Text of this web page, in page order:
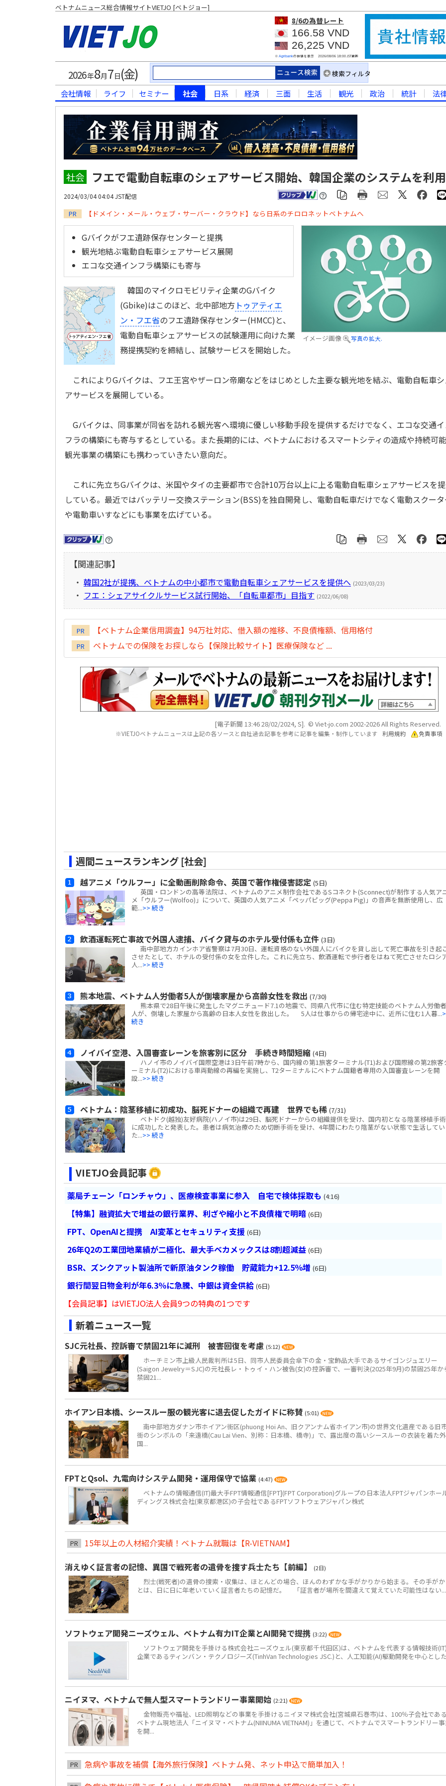
ベトナムニュース総合情報サイトVIETJO [ベトジョー]
8/6の為替レート
166.58 VND
26,225 VND
※ Agribankの仲値を表示 2026/08/06 18:00JST更新
2026年8月7 日(金) 検索フィルタ
会社情報 ライフ セミナー 社会 日系 経済 三面 生活 観光 政治 統計 法
社会 フエで電動自転車のシェアサービス開始、韓国企業のシステムを利用
2024/03/04 04:04 JST配信
PR 【ドメイン・メール・ウェブ・サーバー・クラウド】なら日系のチロロネットベトナムへ
イメージ画像 写真の拡大.
Gバイクがフエ遺跡保存センターと提携
観光地結ぶ電動自転車シェアサービス展開
エコな交通インフラ構築にも寄与
韓国のマイクロモビリティ企業のGバイク
(Gbike)はこのほど、北中部地方 トゥアティエ
ン・フエ省のフエ遺跡保存センター(HMCC)と、
電動自転車シェアサービスの試験運用に向けた業
務提携契約を締結し、試験サービスを開始した。
これによりGバイクは、フエ王宮やザーロン帝廟などをはじめとした主要な観光地を結ぶ、電動自転車
アサービスを展開している。
Gバイクは、同事業が同省を訪れる観光客へ環境に優しい移動手段を提供するだけでなく、エコな交通
フラの構築にも寄与するとしている。また長期的には、ベトナムにおけるスマートシティの造成や持続可
観光事業の構築にも携わっていきたい意向だ。
これに先立ちGバイクは、米国やタイの主要都市で合計10万台以上に上る電動自転車シェアサービスを
している。最近ではバッテリー交換ステーション(BSS)を独自開発し、電動自転車だけでなく電動スクー
や電動車いすなどにも事業を広げている。
【関連記事】
・ 韓国2社が提携、ベトナムの中小都市で電動自転車シェアサービスを提供へ (2023/03/23)
・ フエ：シェアサイクルサービス試行開始、「自転車都市」目指す (2022/06/08)
PR 【ベトナム企業信用調査】94万社対応、借入額の推移、不良債権額、信用格付
PR ベトナムでの保険をお探しなら【保険比較サイト】医療保険など ...
[電子新聞 13:46 28/02/2024, S]. © Viet-jo.com 2002-2026 All Rights Reserved.
※VIETJOベトナムニュースは上記の各ソースと自社過去記事を参考に記事を編集・制作しています 利用規約 免責事項
週間ニュースランキング [社会]
越アニメ「ウルフー」に全動画削除命令、英国で著作権侵害認定 (5日)
英国・ロンドンの高等法院は、ベトナムのアニメ制作会社であるSコネクト(Sconnect)が制作する人気ア
メ「ウルフー(Wolfoo)」について、英国の人気アニメ「ペッパピッグ(Peppa Pig)」の音声を無断使用し、広
範...>> 続き
飲酒運転死亡事故で外国人逮捕、バイク貸与のホテル受付係も立件 (3日)
南中部地方カインホア省警察は7月30日、運転資格のない外国人にバイクを貸し出して死亡事故を引き起
させたとして、ホテルの受付係の女を立件した。これに先立ち、飲酒運転で歩行者をはねて死亡させたロシ
人...>> 続き
熊本地震、ベトナム人労働者5人が倒壊家屋から高齢女性を救出 (7/30)
熊本県で28日午後に発生したマグニチュード7.1の地震で、同県八代市に住む特定技能のベトナム人労働
人が、倒壊した家屋から高齢の日本人女性を救出した。 5人は仕事からの帰宅途中に、近所に住む1人暮...
続き
ノイバイ空港、入国審査レーンを旅客別に区分 手続き時間短縮 (4日)
ハノイ市のノイバイ国際空港は3日午前7時から、国内線の第1旅客ターミナル(T1)および国際線の第2旅客
ーミナル(T2)における車両動線の再編を実施し、T2ターミナルにベトナム国籍者専用の入国審査レーンを開
設...>> 続き
ベトナム：陰茎移植に初成功、脳死ドナーの組織で再建 世界でも稀 (7/31)
ベトドク(越独)友好病院(ハノイ市)は29日、脳死ドナーからの組織提供を受け、国内初となる陰茎移植手術
に成功したと発表した。患者は病気治療のため切断手術を受け、4年間にわたり陰茎がない状態で生活してい
た...>> 続き
VIETJO会員記事
薬局チェーン「ロンチャウ」、医療検査事業に参入 自宅で検体採取も (4:16)
【特集】融資拡大で増益の銀行業界、利ざや縮小と不良債権で明暗 (6日)
FPT、OpenAIと提携 AI変革とセキュリティ支援 (6日)
26年Q2の工業団地業績が二極化、最大手ベカメックスは8割超減益 (6日)
BSR、ズンクアット製油所で新原油タンク稼働 貯蔵能力+12.5％増 (6日)
銀行間翌日物金利が年6.3％に急騰、中銀は資金供給 (6日)
【会員記事】はVIETJO法人会員9つの特典の1つです
新着ニュース一覧
SJC元社長、控訴審で禁固21年に減刑 被害回復を考慮 (5:12)
ホーチミン市上級人民裁判所は5日、同市人民委員会傘下の金・宝飾品大手であるサイゴンジュエリー
(Saigon Jewelry＝SJC)の元社長レ・トゥイ・ハン被告(女)の控訴審で、一審判決(2025年9月)の禁固25年か
禁固21...
ホイアン日本橋、シースルー服の観光客に退去促したガイドに称賛 (5:01)
南中部地方ダナン市ホイアン街区(phuong Hoi An、旧クアンナム省ホイアン市)の世界文化遺産である旧
街のシンボルの「来遠橋(Cau Lai Vien、別称：日本橋、橋寺)」で、露出度の高いシースルーの衣装を着た外
国...
FPTとQsol、九電向けシステム開発・運用保守で協業 (4:47)
ベトナムの情報通信(IT)最大手FPT情報通信[FPT](FPT Corporation)グループの日本法人FPTジャパンホー
ディングス株式会社(東京都港区)の子会社であるFPTソフトウェアジャパン株式
PR
15年以上の人材紹介実績！ベトナム就職は【R-VIETNAM】
消えゆく証言者の記憶、異国で戦死者の遺骨を捜す兵士たち【前編】
(2日)
烈士(戦死者)の遺骨の捜索・収集は、ほとんどの場合、ほんのわずかな手がかりから始まる。その手が
とは、日に日に年老いていく証言者たちの記憶だ。 「証言者が場所を間違えて覚えていた可能性はない...
ソフトウェア開発ニーズウェル、ベトナム有力IT企業とAI開発で提携 (3:22)
ソフトウェア開発を手掛ける株式会社ニーズウェル(東京都千代田区)は、ベトナムを代表する情報技術
企業であるティンバン・テクノロジーズ(TinhVan Technologies JSC.)と、人工知能(AI)駆動開発を中心とし
ニイヌマ、ベトナムで無人型スマートランドリー事業開始 (2:21)
金物販売や福祉、LED照明などの事業を手掛けるニイヌマ株式会社(宮城県石巻市)は、100％子会社であ
ベトナム現地法人「ニイヌマ・ベトナム(NIINUMA VIETNAM)」を通じて、ベトナムでスマートランドリー
を開...
PR 急病や事故を補償【海外旅行保険】ベトナム発、ネット申込で簡単加入！